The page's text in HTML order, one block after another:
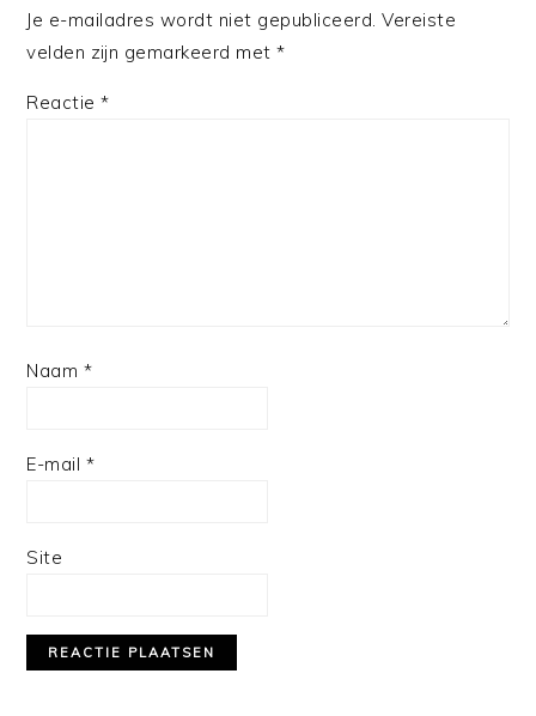
Je e-mailadres wordt niet gepubliceerd. Vereiste
velden zijn gemarkeerd met*
Reactie*
Naam *
E-mail *
Site